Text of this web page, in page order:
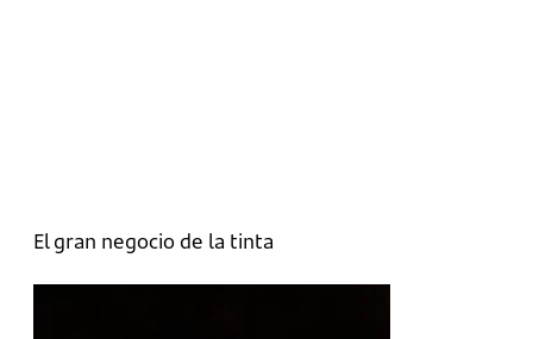
El gran negocio de la tinta